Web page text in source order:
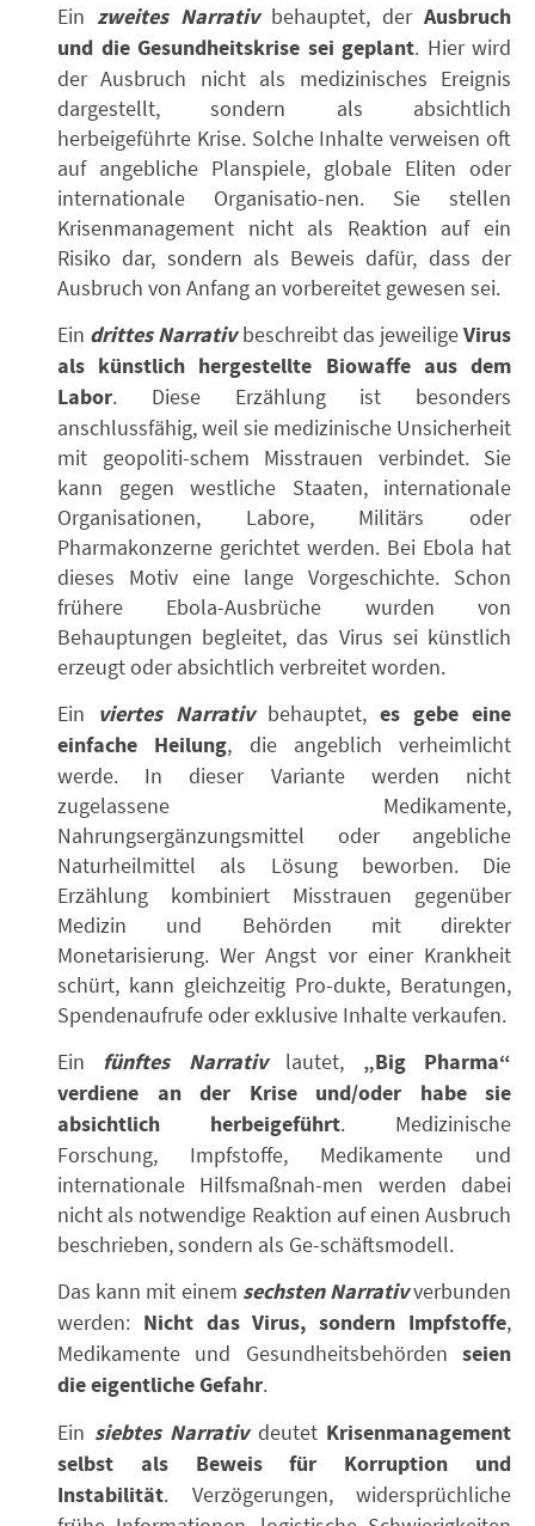
Ein zweites Narrativbehauptet, der Ausbruch
und die Gesundheitskrise sei geplant. Hier wird
der Ausbruch nicht als medizinisches Ereignis
dargestellt, sondern als absichtlich
herbeigeführte Krise. Solche Inhalte verweisen oft
auf angebliche Planspiele, globale Eliten oder
internationale Organisatio-nen. Sie stellen
Krisenmanagement nicht als Reaktion auf ein
Risiko dar, sondern als Beweis dafür, dass der
Ausbruch von Anfang an vorbereitet gewesen sei.
Ein drittes Narrativbeschreibt das jeweiligeVirus
als künstlich hergestellte Biowaffe aus dem
Labor. Diese Erzählung ist besonders
anschlussfähig, weil sie medizinische Unsicherheit
mit geopoliti-schem Misstrauen verbindet. Sie
kann gegen westliche Staaten, internationale
Organisationen, Labore, Militärs oder
Pharmakonzerne gerichtet werden. Bei Ebola hat
dieses Motiv eine lange Vorgeschichte. Schon
frühere Ebola-Ausbrüche wurden von
Behauptungen begleitet, das Virus sei künstlich
erzeugt oder absichtlich verbreitet worden.
Ein viertes Narrativbehauptet, es gebe eine
einfache Heilung, die angeblich verheimlicht
werde. In dieser Variante werden nicht
zugelassene Medikamente,
Nahrungsergänzungsmittel oder angebliche
Naturheilmittel als Lösung beworben. Die
Erzählung kombiniert Misstrauen gegenüber
Medizin und Behörden mit direkter
Monetarisierung. Wer Angst vor einer Krankheit
schürt, kann gleichzeitig Pro-dukte, Beratungen,
Spendenaufrufe oder exklusive Inhalte verkaufen.
Ein fünftes Narrativlautet, „Big Pharma“
verdiene an der Krise und/oder habe sie
absichtlich herbeigeführt. Medizinische
Forschung, Impfstoffe, Medikamente und
internationale Hilfsmaßnah-men werden dabei
nicht als notwendige Reaktion auf einen Ausbruch
beschrieben, sondern als Ge-schäftsmodell.
Das kann mit einem sechsten Narrativverbunden
werden: Nicht das Virus, sondern Impfstoffe,
Medikamente und Gesundheitsbehörden seien
die eigentliche Gefahr.
Ein siebtes Narrativdeutet Krisenmanagement
selbst als Beweis für Korruption und
Instabilität. Verzögerungen, widersprüchliche